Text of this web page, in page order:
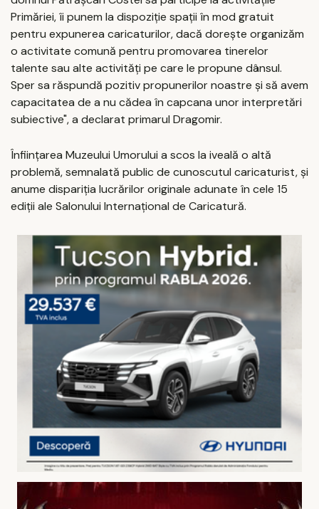
Primăriei, îi punem la dispoziţie spaţii în mod gratuit
pentru expunerea caricaturilor, dacă doreşte organizăm
o activitate comună pentru promovarea tinerelor
talente sau alte activităţi pe care le propune dânsul.
Sper sa răspundă pozitiv propunerilor noastre şi să avem
capacitatea de a nu cădea în capcana unor interpretări
subiective", a declarat primarul Dragomir.
Înfiinţarea Muzeului Umorului a scos la iveală o altă
problemă, semnalată public de cunoscutul caricaturist, şi
anume dispariţia lucrărilor originale adunate în cele 15
ediţii ale Salonului Internaţional de Caricatură.